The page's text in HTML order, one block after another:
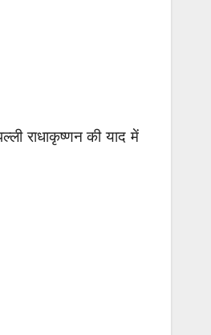
राधाकृष्णन की याद में